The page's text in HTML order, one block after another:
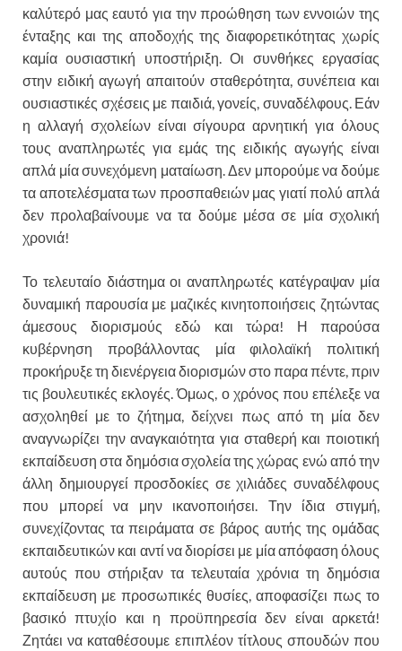
καλύτερό μας εαυτό για την προώθηση των εννοιών της
ένταξης και της αποδοχής της διαφορετικότητας χωρίς
καμία ουσιαστική υποστήριξη. Οι συνθήκες εργασίας
στην ειδική αγωγή απαιτούν σταθερότητα, συνέπεια και
ουσιαστικές σχέσεις με παιδιά, γονείς, συναδέλφους. Εάν
η αλλαγή σχολείων είναι σίγουρα αρνητική για όλους
τους αναπληρωτές για εμάς της ειδικής αγωγής είναι
απλά μία συνεχόμενη ματαίωση. Δεν μπορούμε να δούμε
τα αποτελέσματα των προσπαθειών μας γιατί πολύ απλά
δεν προλαβαίνουμε να τα δούμε μέσα σε μία σχολική
χρονιά!
Το τελευταίο διάστημα οι αναπληρωτές κατέγραψαν μία
δυναμική παρουσία με μαζικές κινητοποιήσεις ζητώντας
άμεσους διορισμούς εδώ και τώρα! Η παρούσα
κυβέρνηση προβάλλοντας μία φιλολαϊκή πολιτική
προκήρυξε τη διενέργεια διορισμών στο παρα πέντε, πριν
τις βουλευτικές εκλογές. Όμως, ο χρόνος που επέλεξε να
ασχοληθεί με το ζήτημα, δείχνει πως από τη μία δεν
αναγνωρίζει την αναγκαιότητα για σταθερή και ποιοτική
εκπαίδευση στα δημόσια σχολεία της χώρας ενώ από την
άλλη δημιουργεί προσδοκίες σε χιλιάδες συναδέλφους
που μπορεί να μην ικανοποιήσει. Την ίδια στιγμή,
συνεχίζοντας τα πειράματα σε βάρος αυτής της ομάδας
εκπαιδευτικών και αντί να διορίσει με μία απόφαση όλους
αυτούς που στήριξαν τα τελευταία χρόνια τη δημόσια
εκπαίδευση με προσωπικές θυσίες, αποφασίζει πως το
βασικό πτυχίο και η προϋπηρεσία δεν είναι αρκετά!
Ζητάει να καταθέσουμε επιπλέον τίτλους σπουδών που